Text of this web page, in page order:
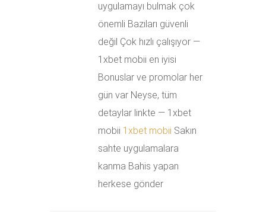
uygulamayı bulmak çok
önemli Bazıları güvenli
değil Çok hızlı çalışıyor —
1xbet mobii en iyisi
Bonuslar ve promolar her
gün var Neyse, tüm
detaylar linkte — 1xbet
mobii 1xbet mobii Sakın
sahte uygulamalara
kanma Bahis yapan
herkese gönder